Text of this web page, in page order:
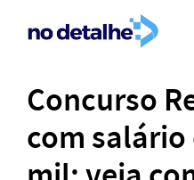
Concurso
com salário